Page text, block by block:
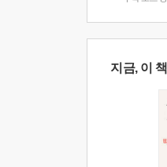
지금, 이 책